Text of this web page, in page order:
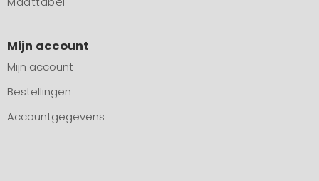
Mijn account
Mijn account
Bestellingen
Accountgegevens